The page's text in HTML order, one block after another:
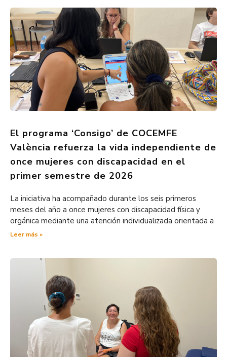
El programa ‘Consigo’ de COCEMFE
València refuerza la vida independiente de
once mujeres con discapacidad en el
primer semestre de 2026
La iniciativa ha acompañado durante los seis primeros
meses del año a once mujeres con discapacidad física y
orgánica mediante una atención individualizada orientada a
Leer más »